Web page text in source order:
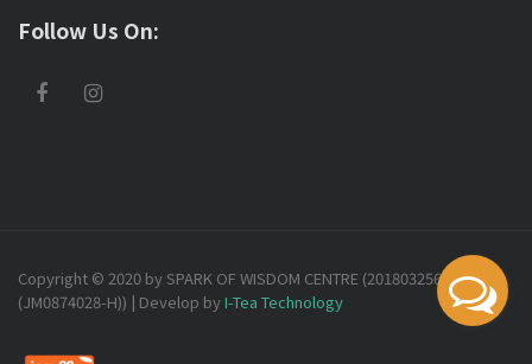
Follow Us On:
Copyright © 2020 by SPARK OF WISDOM CENTRE (201803256732
(JM0874028-H)) | Develop byI-Tea Technology